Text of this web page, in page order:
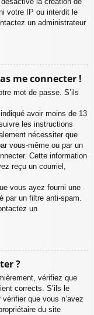
votre IP ou interdit le
un administrateur
me connecter !
mot de passe. S’ils
avoir moins de 13
les instructions
nécessiter que
vous-même ou par un
Cette information
reçu un courriel,
vous ayez fourni une
par un filtre anti-spam.
un
?
vérifiez que
corrects. S’ils le
que vous n’avez
du site